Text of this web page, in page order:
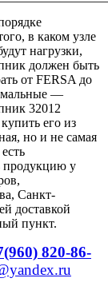
в каком узле
нагрузки,
должен быть
от FERSA до
—
32012
его из
но и не самая
продукцию у
Санкт-
доставкой
пункт.
820-86-